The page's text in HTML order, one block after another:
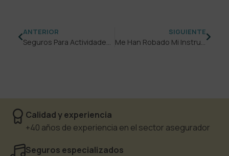
ANTERIOR
Seguros Para Actividades Al Aire Libre
SIGUIENTE
Me Han Robado Mi Instrumento, Qué Hago?
Calidad y experiencia
+40 años de experiencia en el sector asegurador
Seguros especializados